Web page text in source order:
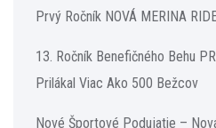
Prvý Ročník NOVÁ MERINA
13. Ročník Benefičného Behu
Prilákal Viac Ako 500 Bežcov
Nové Športové Podujatie –